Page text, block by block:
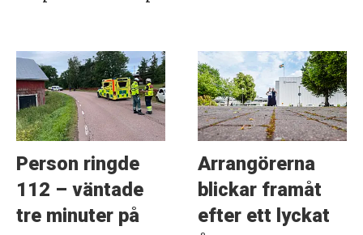
Person ringde
112 – väntade
tre minuter på
Arrangörerna
blickar framåt
efter ett lyckat